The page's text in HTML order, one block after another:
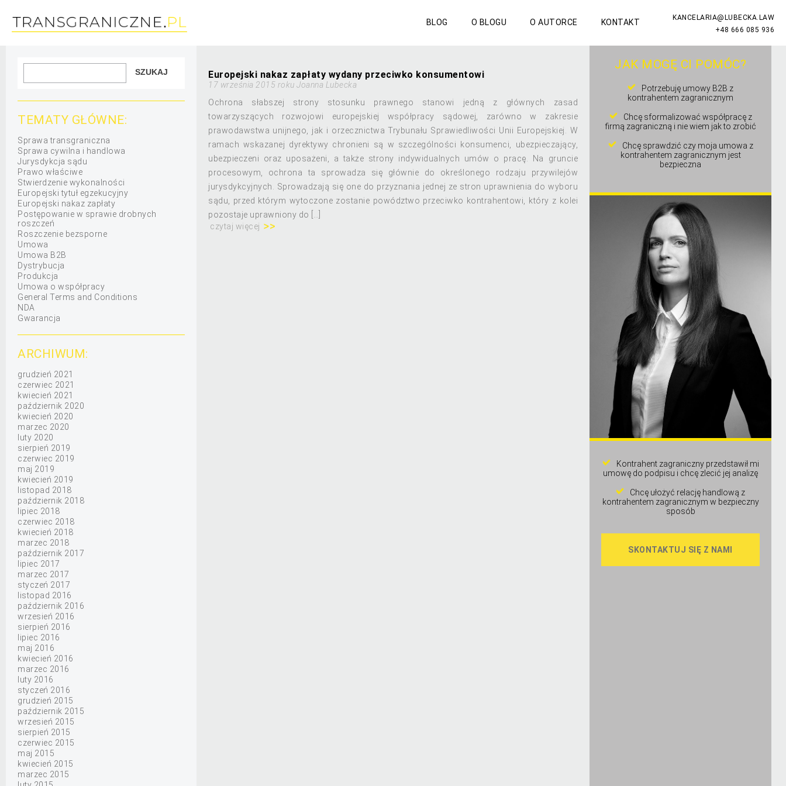
BLOG O BLOGU O AUTORCE KONTAKT
KANCELARIA@LUBECKA.LAW
+48 666 085 936
JAK MOGĘ CI POMÓC?
Potrzebuję umowy B2B z
kontrahentem zagranicznym
Chcę sformalizować współpracę z
firmą zagraniczną i nie wiem jak to zrobić
Chcę sprawdzić czy moja umowa z
kontrahentem zagranicznym jest
bezpieczna
Kontrahent zagraniczny przedstawił mi
umowę do podpisu i chcę zlecić jej analizę
Chcę ułożyć relację handlową z
kontrahentem zagranicznym w bezpieczny
sposób
SKONTAKTUJ SIĘ Z NAMI
Europejski nakaz zapłaty wydany przeciwko konsumentowi
17 września 2015 roku Joanna Lubecka
Ochrona słabszej strony stosunku prawnego stanowi jedną z głównych zasad
towarzyszących rozwojowi europejskiej współpracy sądowej, zarówno w zakresie
prawodawstwa unijnego, jak i orzecznictwa Trybunału Sprawiedliwości Unii Europejskiej. W
ramach wskazanej dyrektywy chronieni są w szczególności konsumenci, ubezpieczający,
ubezpieczeni oraz uposażeni, a także strony indywidualnych umów o pracę. Na gruncie
procesowym, ochrona ta sprowadza się głównie do określonego rodzaju przywilejów
jurysdykcyjnych. Sprowadzają się one do przyznania jednej ze stron uprawnienia do wyboru
sądu, przed którym wytoczone zostanie powództwo przeciwko kontrahentowi, który z kolei
pozostaje uprawniony do […]
czytaj więcej
TEMATY GŁÓWNE:
Sprawa transgraniczna
Sprawa cywilna i handlowa
Jurysdykcja sądu
Prawo właściwe
Stwierdzenie wykonalności
Europejski tytuł egzekucyjny
Europejski nakaz zapłaty
Postępowanie w sprawie drobnych
roszczeń
Roszczenie bezsporne
Umowa
Umowa B2B
Dystrybucja
Produkcja
Umowa o współpracy
General Terms and Conditions
NDA
Gwarancja
ARCHIWUM:
grudzień 2021
czerwiec 2021
kwiecień 2021
październik 2020
kwiecień 2020
marzec 2020
luty 2020
sierpień 2019
czerwiec 2019
maj 2019
kwiecień 2019
listopad 2018
październik 2018
lipiec 2018
czerwiec 2018
kwiecień 2018
marzec 2018
październik 2017
lipiec 2017
marzec 2017
styczeń 2017
listopad 2016
październik 2016
wrzesień 2016
sierpień 2016
lipiec 2016
maj 2016
kwiecień 2016
marzec 2016
luty 2016
styczeń 2016
grudzień 2015
październik 2015
wrzesień 2015
sierpień 2015
czerwiec 2015
maj 2015
kwiecień 2015
marzec 2015